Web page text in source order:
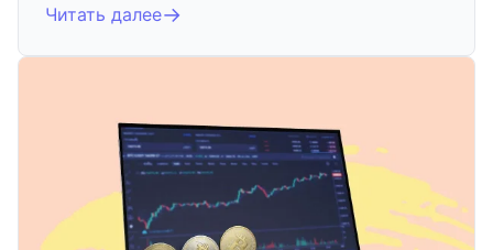
Читать далее